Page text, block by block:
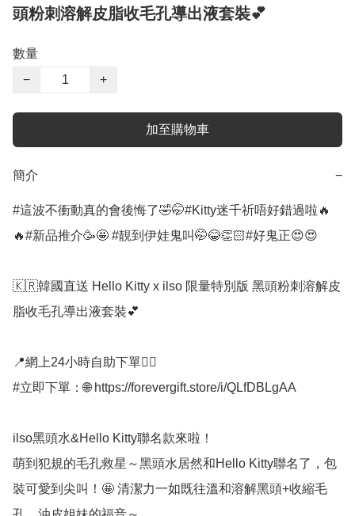
頭粉刺溶解皮脂收毛孔導出液套裝💕
數量
−
+
加至購物車
簡介 −
#這波不衝動真的會後悔了🤣🤭#Kitty迷千祈唔好錯過啦🔥
🔥#新品推介🥳🤩 #靚到伊娃鬼叫🤭😂👏🏻#好鬼正😍😍
🇰🇷韓國直送 Hello Kitty x ilso 限量特別版 黑頭粉刺溶解皮
脂收毛孔導出液套裝💕
📍網上24小時自助下單👍🏻
#立即下單：🌐 https://forevergift.store/i/QLfDBLgAA
ilso黑頭水&Hello Kitty聯名款來啦！
萌到犯規的毛孔救星～黑頭水居然和Hello Kitty聯名了，包
裝可愛到尖叫！🤩 清潔力一如既往溫和溶解黑頭+收縮毛